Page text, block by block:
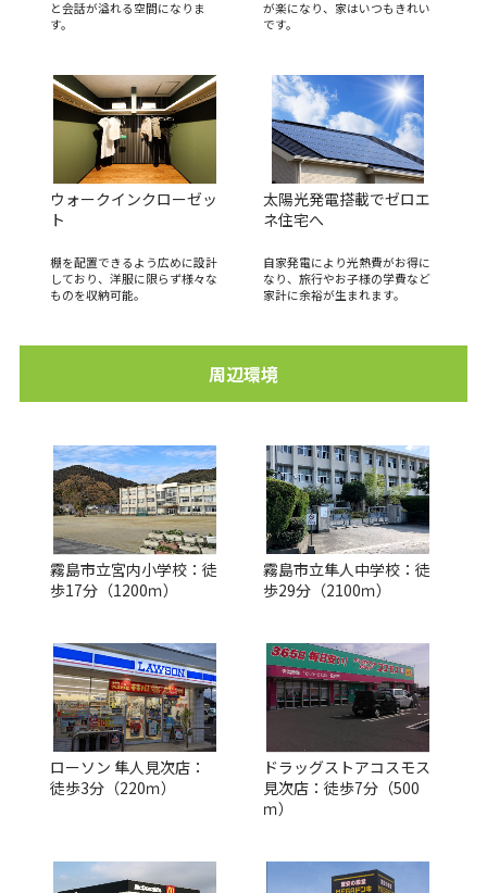
と会話が溢れる空間になりま
す。
が楽になり、家はいつもきれい
です。
ウォークインクローゼッ
ト
棚を配置できるよう広めに設計
しており、洋服に限らず様々な
ものを収納可能。
太陽光発電搭載でゼロエ
ネ住宅へ
自家発電により光熱費がお得に
なり、旅行やお子様の学費など
家計に余裕が生まれます。
周辺環境
霧島市立宮内小学校：徒
歩17分（1200ｍ）
霧島市立隼人中学校：徒
歩29分（2100ｍ）
ローソン 隼人見次店：
徒歩3分（220ｍ）
ドラッグストアコスモス
見次店：徒歩7分（500
ｍ）